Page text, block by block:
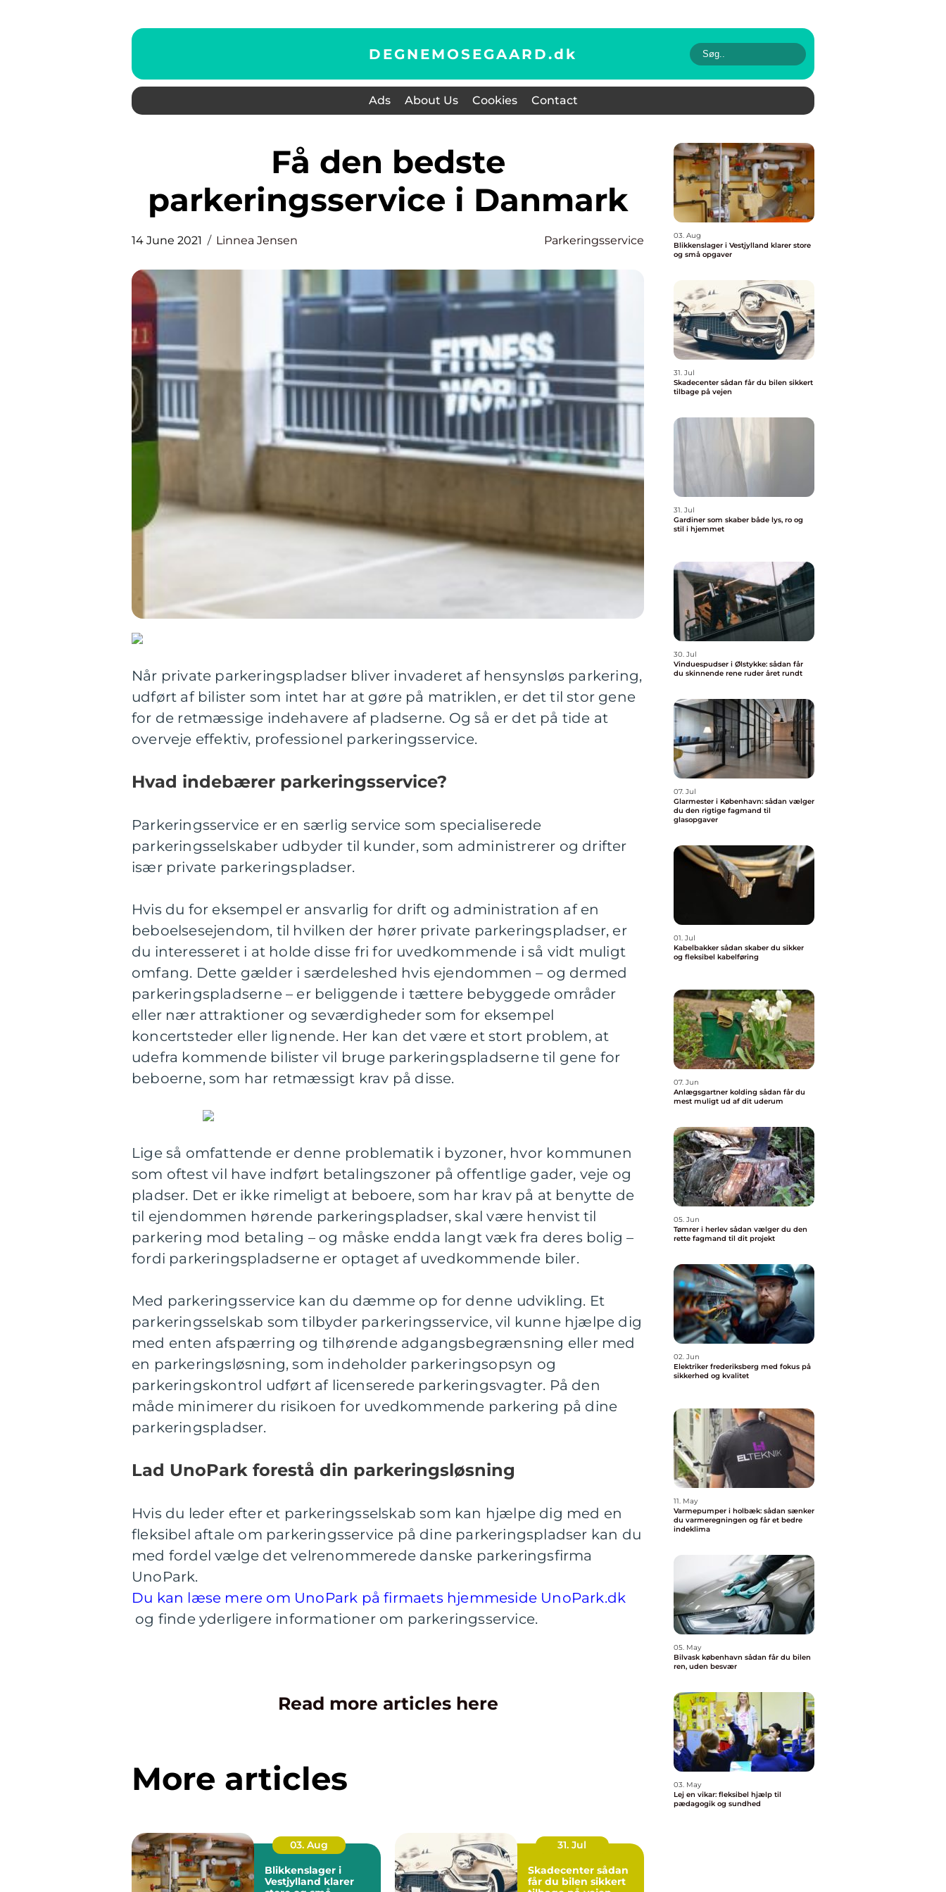
DEGNEMOSEGAARD.dk
Ads About Us Cookies Contact
Få den bedste
parkeringsservice i Danmark
14 June 2021 Linnea Jensen Parkeringsservice
Når private parkeringspladser bliver invaderet af hensynsløs parkering,
udført af bilister som intet har at gøre på matriklen, er det til stor gene
for de retmæssige indehavere af pladserne. Og så er det på tide at
overveje effektiv, professionel parkeringsservice.
Hvad indebærer parkeringsservice?
Parkeringsservice er en særlig service som specialiserede
parkeringsselskaber udbyder til kunder, som administrerer og drifter
især private parkeringspladser.
Hvis du for eksempel er ansvarlig for drift og administration af en
beboelsesejendom, til hvilken der hører private parkeringspladser, er
du interesseret i at holde disse fri for uvedkommende i så vidt muligt
omfang. Dette gælder i særdeleshed hvis ejendommen – og dermed
parkeringspladserne – er beliggende i tættere bebyggede områder
eller nær attraktioner og seværdigheder som for eksempel
koncertsteder eller lignende. Her kan det være et stort problem, at
udefra kommende bilister vil bruge parkeringspladserne til gene for
beboerne, som har retmæssigt krav på disse.
Lige så omfattende er denne problematik i byzoner, hvor kommunen
som oftest vil have indført betalingszoner på offentlige gader, veje og
pladser. Det er ikke rimeligt at beboere, som har krav på at benytte de
til ejendommen hørende parkeringspladser, skal være henvist til
parkering mod betaling – og måske endda langt væk fra deres bolig –
fordi parkeringspladserne er optaget af uvedkommende biler.
Med parkeringsservice kan du dæmme op for denne udvikling. Et
parkeringsselskab som tilbyder parkeringsservice, vil kunne hjælpe dig
med enten afspærring og tilhørende adgangsbegrænsning eller med
en parkeringsløsning, som indeholder parkeringsopsyn og
parkeringskontrol udført af licenserede parkeringsvagter. På den
måde minimerer du risikoen for uvedkommende parkering på dine
parkeringspladser.
Lad UnoPark forestå din parkeringsløsning
Hvis du leder efter et parkeringsselskab som kan hjælpe dig med en
fleksibel aftale om parkeringsservice på dine parkeringspladser kan du
med fordel vælge det velrenommerede danske parkeringsfirma
UnoPark.
Du kan læse mere om UnoPark på firmaets hjemmeside UnoPark.dk
og finde yderligere informationer om parkeringsservice.
Read more articles here
More articles
03. Aug
Blikkenslager i
Vestjylland klarer
31. Jul
Skadecenter sådan
får du bilen sikkert
03. Aug
Blikkenslager i Vestjylland klarer store
og små opgaver
31. Jul
Skadecenter sådan får du bilen sikkert
tilbage på vejen
31. Jul
Gardiner som skaber både lys, ro og
stil i hjemmet
30. Jul
Vinduespudser i Ølstykke: sådan får
du skinnende rene ruder året rundt
07. Jul
Glarmester i København: sådan vælger
du den rigtige fagmand til
glasopgaver
01. Jul
Kabelbakker sådan skaber du sikker
og fleksibel kabelføring
07. Jun
Anlægsgartner kolding sådan får du
mest muligt ud af dit uderum
05. Jun
Tømrer i herlev sådan vælger du den
rette fagmand til dit projekt
02. Jun
Elektriker frederiksberg med fokus på
sikkerhed og kvalitet
11. May
Varmepumper i holbæk: sådan sænker
du varmeregningen og får et bedre
indeklima
05. May
Bilvask københavn sådan får du bilen
ren, uden besvær
03. May
Lej en vikar: fleksibel hjælp til
pædagogik og sundhed